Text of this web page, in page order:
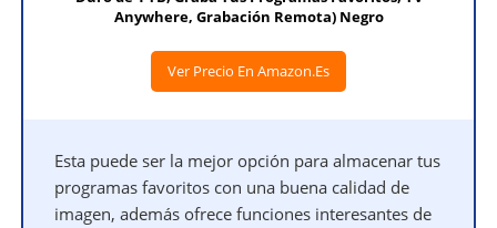
Anywhere, Grabación Remota) Negro
Ver Precio En Amazon.es
Esta puede ser la mejor opción para almacenar tus
programas favoritos con una buena calidad de
imagen, además ofrece funciones interesantes de